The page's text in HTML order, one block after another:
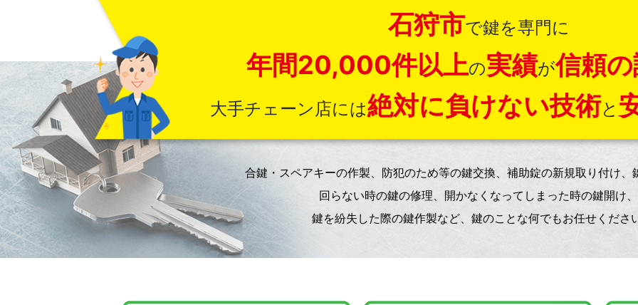
石狩市で鍵を専門に
年間20,000件以上の実績が信頼
大手チェーン店には絶対に負けない技術と
合鍵・スペアキーの作製、防犯のため等の鍵交換、補助錠の新規取り付け、
回らない時の鍵の修理、開かなくなってしまった時の鍵開け、
鍵を紛失した際の鍵作製など、鍵のことな何でもお任せくださ